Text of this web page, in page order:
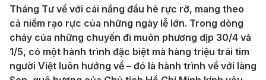
Tháng Tư về với cái nắng đầu hè rực rỡ, mang theo
cả niềm rạo rực của những ngày lễ lớn. Trong dòng
chảy của những chuyến đi muôn phương dịp 30/4 và
1/5, có một hành trình đặc biệt mà hàng triệu trái tim
người Việt luôn hướng về – đó là hành trình về với làng